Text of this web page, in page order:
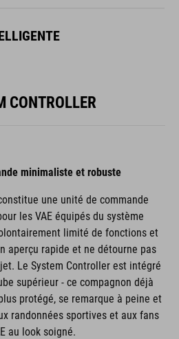
CONTROLLER
minimaliste et robuste
une unité de commande
les VAE équipés du système
limité de fonctions et
aperçu rapide et ne détourne pas
Le System Controller est intégré
supérieur - ce compagnon déjà
protégé, se remarque à peine et
randonnées sportives et aux fans
au look soigné.